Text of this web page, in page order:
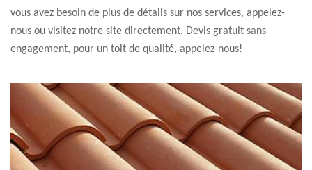
vous avez besoin de plus de détails sur nos services, appelez-
nous ou visitez notre site directement. Devis gratuit sans
engagement, pour un toit de qualité, appelez-nous!